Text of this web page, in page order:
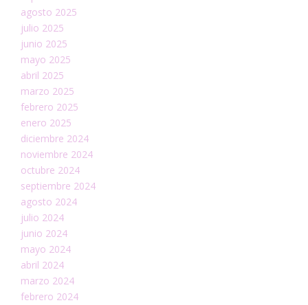
agosto 2025
julio 2025
junio 2025
mayo 2025
abril 2025
marzo 2025
febrero 2025
enero 2025
diciembre 2024
noviembre 2024
octubre 2024
septiembre 2024
agosto 2024
julio 2024
junio 2024
mayo 2024
abril 2024
marzo 2024
febrero 2024